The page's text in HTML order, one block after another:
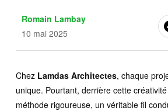
Romain Lambay
10 mai 2025
Chez Lamdas Architectes, chaque
unique. Pourtant, derrière cette
méthode rigoureuse, un véritable fil